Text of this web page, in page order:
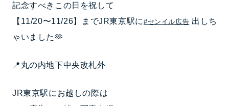
記念すべきこの日を祝して
【11/20〜11/26】までJR東京駅に #センイル広告 出しち
ゃいました🫶
📍丸の内地下中央改札外
JR東京駅にお越しの際は